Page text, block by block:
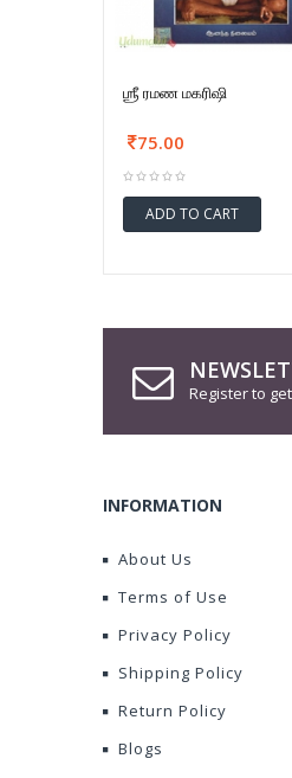
ஶ்ரீ ரமண மகரிஷி
75.00
ADD TO CART
Register to
INFORMATION
About Us
Terms of Use
Privacy Policy
Shipping Policy
Return Policy
Blogs